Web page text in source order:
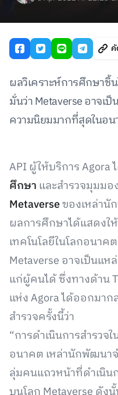
ผลวิเคราะห์การศึกษา
มั่นว่า Metaverse อาจเ
ความนิยมมากที่สุดในอ
API ผู้ให้บริการ Agora
ศึกษา และสำรวจมุมม
Metaverseของเหล่านั
ผลการศึกษาได้แสดงใ
เทคโนโลยีในโลกอนา
Metaverse อาจเป็นแ
แก่ผู้คนได้ ซึ่งทางด้าน
แห่ง Agora ได้ออกมา
สำรวจครั้งนี้ว่า
“การดำเนินการสำรวจ
อนาคต เหล่านักพัฒนา
ลุ่มคนแถวหน้าที่ดำเนิ